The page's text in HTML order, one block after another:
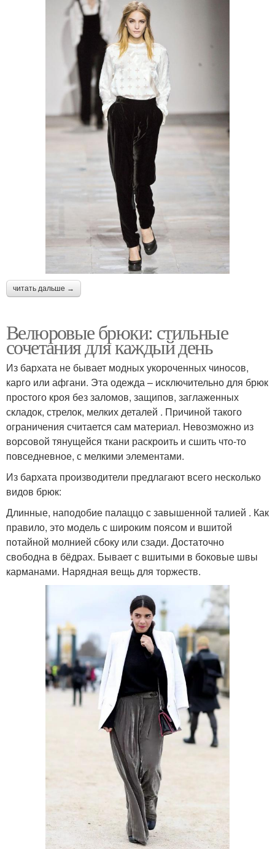
читать дальше →
Велюровые брюки: стильные
сочетания для каждый день
Из бархата не бывает модных укороченных чиносов,
карго или афгани. Эта одежда – исключительно для брюк
простого кроя без заломов, защипов, заглаженных
складок, стрелок, мелких деталей . Причиной такого
ограничения считается сам материал. Невозможно из
ворсовой тянущейся ткани раскроить и сшить что-то
повседневное, с мелкими элементами.
Из бархата производители предлагают всего несколько
видов брюк:
Длинные, наподобие палаццо с завышенной талией . Как
правило, это модель с широким поясом и вшитой
потайной молнией сбоку или сзади. Достаточно
свободна в бёдрах. Бывает с вшитыми в боковые швы
карманами. Нарядная вещь для торжеств.